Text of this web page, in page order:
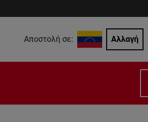
Αποστολή σε: Αλλαγή